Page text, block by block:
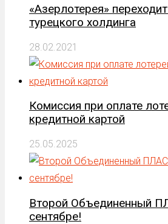
«Азерлотерея»
турецкого холдинга
28.02.2021
Комиссия при оплате
кредитной картой
25.05.2025
Второй Объединенный
сентябре!